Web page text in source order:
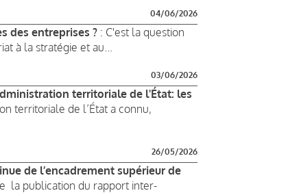
04/06/2026
des entreprises ? : C'est la question
à la stratégie et au...
03/06/2026
territoriale de l'État: les
territoriale de l’État a connu,
26/05/2026
de l’encadrement supérieur de
la publication du rapport inter-